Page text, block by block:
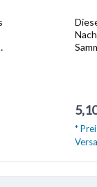
*